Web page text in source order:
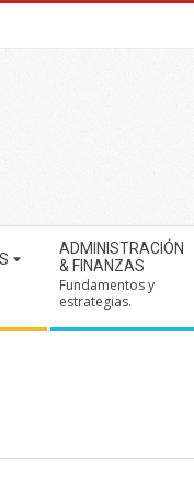
ADMINISTRACIÓN
& FINANZAS
Fundamentos y
estrategias.